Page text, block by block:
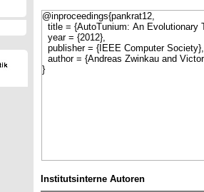
Institutsinterne Autoren